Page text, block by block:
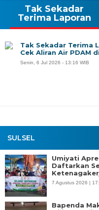
SULSEL
Umiyati
Daftarkan
7 Agustus 2026 |
Bapenda
Tak Sekadar
Terima Laporan
Tak Sekadar Terima
Cek Aliran Air PDAM
Senin, 6 Jul 2026 - 13:16 WIB